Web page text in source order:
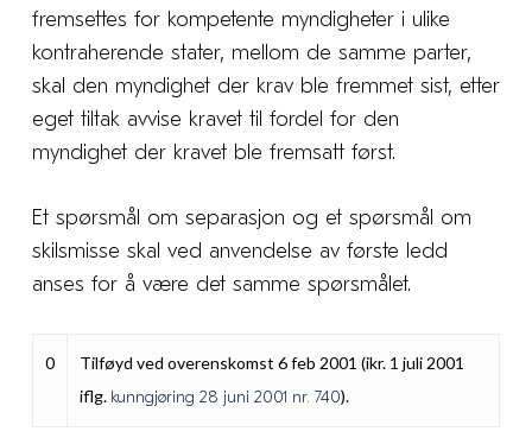
fremsettes for kompetente myndigheter i ulike
kontraherende stater, mellom de samme parter,
skal den myndighet der krav ble fremmet sist, etter
eget tiltak avvise kravet til fordel for den
myndighet der kravet ble fremsatt først.
Et spørsmål om separasjon og et spørsmål om
skilsmisse skal ved anvendelse av første ledd
anses for å være det samme spørsmålet.
0
Tilføyd ved overenskomst 6 feb 2001 (ikr. 1 juli 2001
iflg. kunngjøring 28 juni 2001 nr. 740).